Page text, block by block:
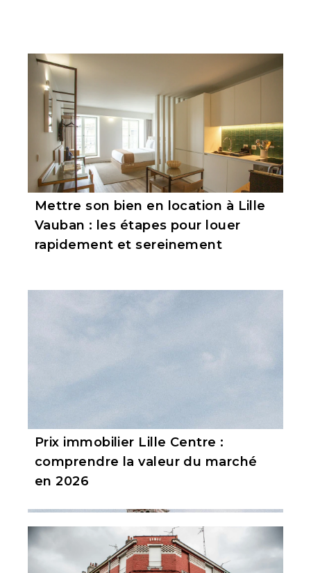
Mettre son bien en location à Lille
Vauban : les étapes pour louer
rapidement et sereinement
Prix immobilier Lille Centre :
comprendre la valeur du marché
en 2026